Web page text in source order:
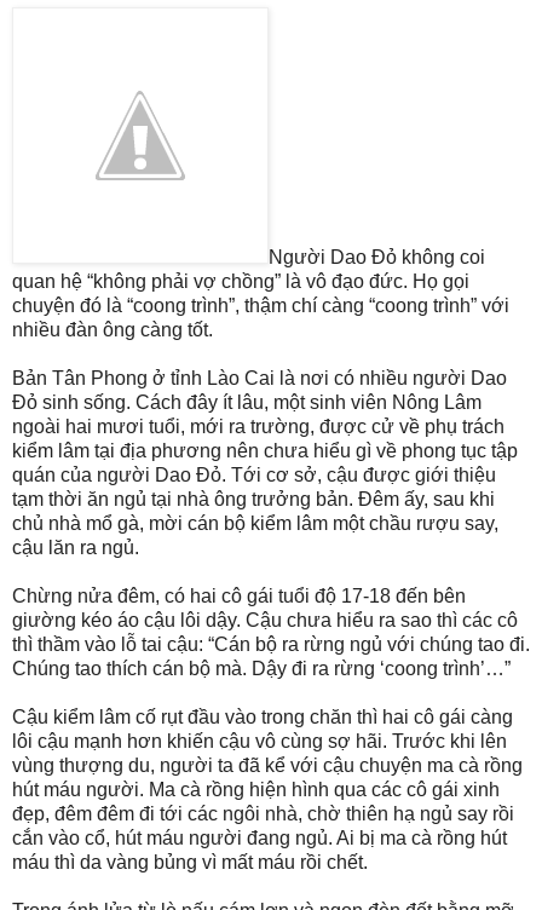
Người Dao Đỏ không coi
quan hệ “không phải vợ chồng” là vô đạo đức. Họ gọi
chuyện đó là “coong trình”, thậm chí càng “coong trình” với
nhiều đàn ông càng tốt.
Bản Tân Phong ở tỉnh Lào Cai là nơi có nhiều người Dao
Đỏ sinh sống. Cách đây ít lâu, một sinh viên Nông Lâm
ngoài hai mươi tuổi, mới ra trường, được cử về phụ trách
kiểm lâm tại địa phương nên chưa hiểu gì về phong tục tập
quán của người Dao Đỏ. Tới cơ sở, cậu được giới thiệu
tạm thời ăn ngủ tại nhà ông trưởng bản. Đêm ấy, sau khi
chủ nhà mổ gà, mời cán bộ kiểm lâm một chầu rượu say,
cậu lăn ra ngủ.
Chừng nửa đêm, có hai cô gái tuổi độ 17-18 đến bên
giường kéo áo cậu lôi dậy. Cậu chưa hiểu ra sao thì các cô
thì thầm vào lỗ tai cậu: “Cán bộ ra rừng ngủ với chúng tao đi.
Chúng tao thích cán bộ mà. Dậy đi ra rừng ‘coong trình’…”
Cậu kiểm lâm cố rụt đầu vào trong chăn thì hai cô gái càng
lôi cậu mạnh hơn khiến cậu vô cùng sợ hãi. Trước khi lên
vùng thượng du, người ta đã kể với cậu chuyện ma cà rồng
hút máu người. Ma cà rồng hiện hình qua các cô gái xinh
đẹp, đêm đêm đi tới các ngôi nhà, chờ thiên hạ ngủ say rồi
cắn vào cổ, hút máu người đang ngủ. Ai bị ma cà rồng hút
máu thì da vàng bủng vì mất máu rồi chết.